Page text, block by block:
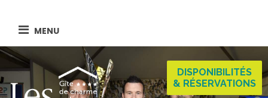
content MENU
DISPONIBILITÉS
& RÉSERVATIONS